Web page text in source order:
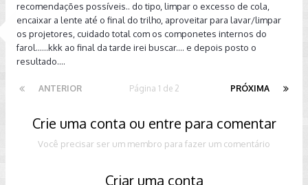
recomendações possíveis.. do tipo, limpar o excesso de cola,
encaixar a lente até o final do trilho, aproveitar para lavar/limpar
os projetores, cuidado total com os componetes internos do
farol......kkk ao final da tarde irei buscar.... e depois posto o
resultado....
ANTERIOR PRÓXIMA
Página 1 de 2
Crie uma conta ou entre para comentar
Você precisar ser um membro para fazer um comentário
Criar uma conta